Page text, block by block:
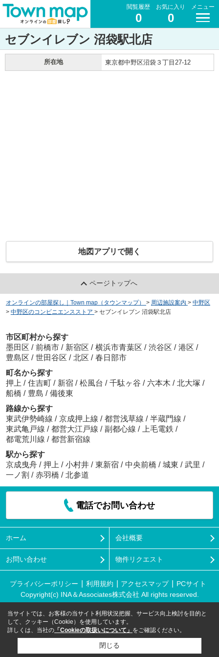
閲覧履歴
0
お気に入り
0
メニュー
セブンイレブン 沼袋駅北店
所在地 東京都中野区沼袋３丁目27-12
地図アプリで開く
ページトップへ
オンラインの部屋探し｜Town map（タウンマップ） > 周辺施設案内 > 中野区
> 中野区のコンビニエンスストア > セブンイレブン 沼袋駅北店
市区町村から探す
墨田区 / 前橋市 / 新宿区 / 横浜市青葉区 / 渋谷区 / 港区 /
豊島区 / 世田谷区 / 北区 / 春日部市
町名から探す
押上 / 住吉町 / 新宿 / 松風台 / 千駄ヶ谷 / 六本木 / 北大塚 /
船橋 / 豊島 / 備後東
路線から探す
東武伊勢崎線 / 京成押上線 / 都営浅草線 / 半蔵門線 /
東武亀戸線 / 都営大江戸線 / 副都心線 / 上毛電鉄 /
都電荒川線 / 都営新宿線
駅から探す
京成曳舟 / 押上 / 小村井 / 東新宿 / 中央前橋 / 城東 / 武里 /
一ノ割 / 赤羽橋 / 北参道
電話でお問い合わせ
ホーム 会社概要
お問い合わせ 物件リクエスト
プライバシーポリシー 利用規約 アクセスマップ
PCサイト
Copyright(c) INA＆Associates株式会社 All rights reserved.
当サイトでは、お客様の当サイト利用状況把握、サービス向上検討を目的と
して、クッキー（Cookie）を使用しています。
詳しくは、当社の 「Cookieの取扱いについて」 をご確認ください。
閉じる